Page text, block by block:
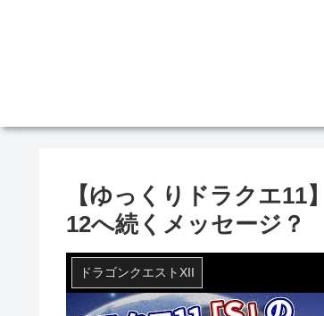
【ゆっくりドラクエ
12へ続くメッセージ？
ドラゴンクエストXII